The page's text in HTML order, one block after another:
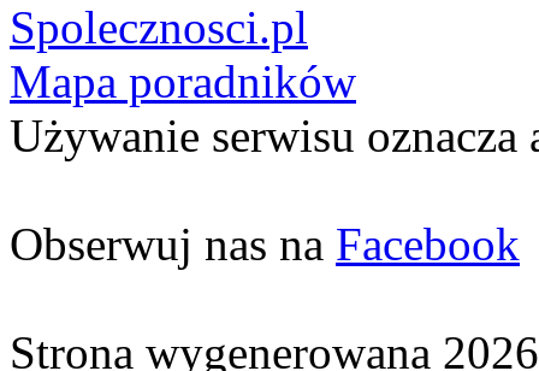
Spolecznosci.pl
Mapa poradników
Używanie serwisu oznacza
Obserwuj nas na Facebook
Strona wygenerowana